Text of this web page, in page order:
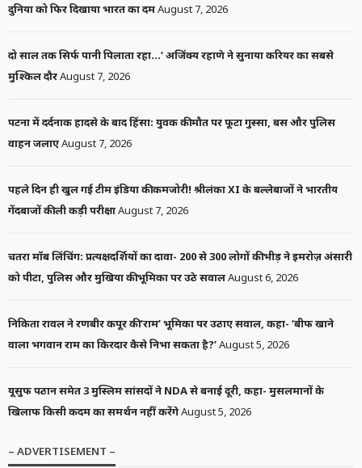
दुनिया को फिर दिखाया भारत का दमAugust 7, 2026
दो साल तक सिर्फ पानी पिलाता रहा…’ अजिंक्य रहाणे ने सुनाया करियर का सबसे
मुश्किल दौरAugust 7, 2026
पटना में दर्दनाक हादसे के बाद हिंसा: युवक की मौत पर फूटा गुस्सा, बस और पुलिस
वाहन जलाएAugust 7, 2026
पहले दिन ही खुल गई टीम इंडिया की कमजोरी! श्रीलंका XI के बल्लेबाजों ने भारतीय
गेंदबाजों की ली कड़ी परीक्षाAugust 7, 2026
चतरा मॉब लिंचिंग: प्रत्यक्षदर्शियों का दावा- 200 से 300 लोगों की भीड़ ने इमरोज़ अंसारी
को पीटा, पुलिस और मुखिया की भूमिका पर उठे सवालAugust 6, 2026
निकिता रावल ने रणबीर कपूर की ‘राम’ भूमिका पर उठाए सवाल, कहा- ‘बीफ खाने
वाला भगवान राम का किरदार कैसे निभा सकता है?’August 5, 2026
यूसुफ पठान समेत 3 मुस्लिम सांसदों ने NDA से बनाई दूरी, कहा- मुसलमानों के
खिलाफ किसी कदम का समर्थन नहीं करेंगेAugust 5, 2026
– ADVERTISEMENT –